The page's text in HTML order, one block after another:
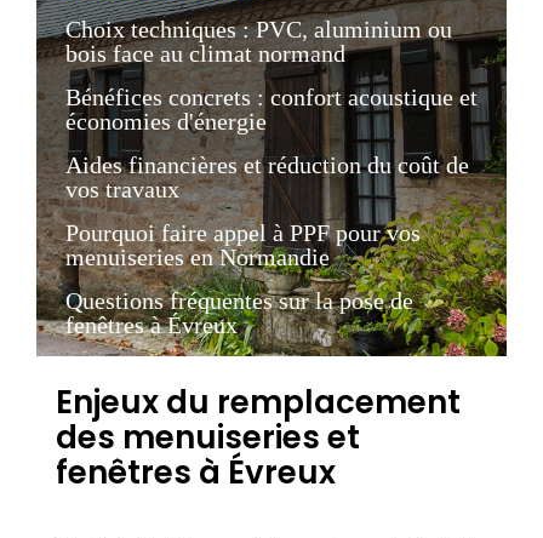
Choix techniques : PVC, aluminium ou
bois face au climat normand
Bénéfices concrets : confort acoustique et
économies d'énergie
Aides financières et réduction du coût de
vos travaux
Pourquoi faire appel à PPF pour vos
menuiseries en Normandie
Questions fréquentes sur la pose de
fenêtres à Évreux
Enjeux du remplacement
des menuiseries et
fenêtres à Évreux